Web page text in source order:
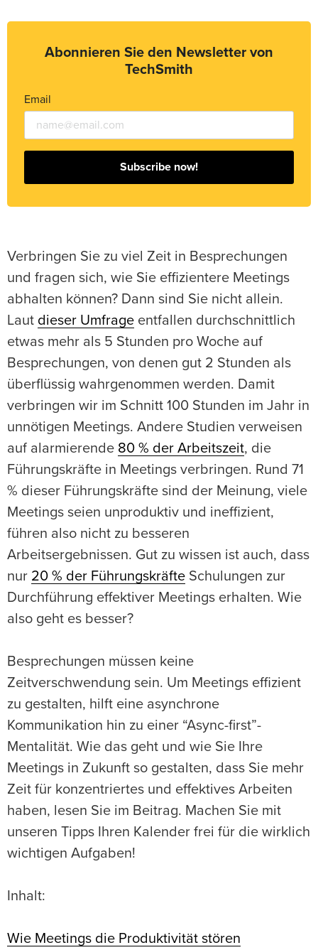
Abonnieren Sie den Newsletter von
TechSmith
Email
Subscribe now!
Verbringen Sie zu viel Zeit in Besprechungen
und fragen sich, wie Sie effizientere Meetings
abhalten können? Dann sind Sie nicht allein.
Laut dieser Umfrage entfallen durchschnittlich
etwas mehr als 5 Stunden pro Woche auf
Besprechungen, von denen gut 2 Stunden als
überflüssig wahrgenommen werden. Damit
verbringen wir im Schnitt 100 Stunden im Jahr in
unnötigen Meetings. Andere Studien verweisen
auf alarmierende 80 % der Arbeitszeit, die
Führungskräfte in Meetings verbringen. Rund 71
% dieser Führungskräfte sind der Meinung, viele
Meetings seien unproduktiv und ineffizient,
führen also nicht zu besseren
Arbeitsergebnissen. Gut zu wissen ist auch, dass
nur 20 % der Führungskräfte Schulungen zur
Durchführung effektiver Meetings erhalten. Wie
also geht es besser?
Besprechungen müssen keine
Zeitverschwendung sein. Um Meetings effizient
zu gestalten, hilft eine asynchrone
Kommunikation hin zu einer “Async-first”-
Mentalität. Wie das geht und wie Sie Ihre
Meetings in Zukunft so gestalten, dass Sie mehr
Zeit für konzentriertes und effektives Arbeiten
haben, lesen Sie im Beitrag. Machen Sie mit
unseren Tipps Ihren Kalender frei für die wirklich
wichtigen Aufgaben!
Inhalt:
Wie Meetings die Produktivität stören